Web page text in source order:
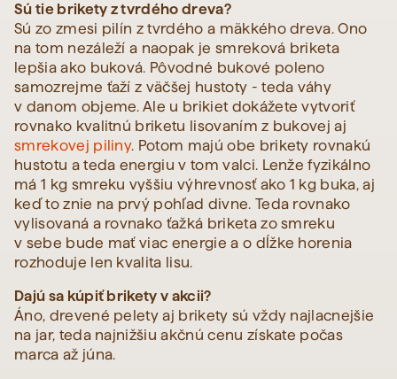
Sú tie brikety z tvrdého dreva?
Sú zo zmesi pilín z tvrdého a mäkkého dreva. Ono
na tom nezáleží a naopak je smreková briketa
lepšia ako buková. Pôvodné bukové poleno
samozrejme ťaží z väčšej hustoty - teda váhy
v danom objeme. Ale u brikiet dokážete vytvoriť
rovnako kvalitnú briketu lisovaním z bukovej aj
smrekovej piliny. Potom majú obe brikety rovnakú
hustotu a teda energiu v tom valci. Lenže fyzikálno
má 1 kg smreku vyššiu výhrevnosť ako 1 kg buka, aj
keď to znie na prvý pohľad divne. Teda rovnako
vylisovaná a rovnako ťažká briketa zo smreku
v sebe bude mať viac energie a o dĺžke horenia
rozhoduje len kvalita lisu.
Dajú sa kúpiť brikety v akcii?
Áno, drevené pelety aj brikety sú vždy najlacnejšie
na jar, teda najnižšiu akčnú cenu získate počas
marca až júna.